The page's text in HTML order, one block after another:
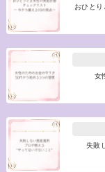
おひと
女
失敗